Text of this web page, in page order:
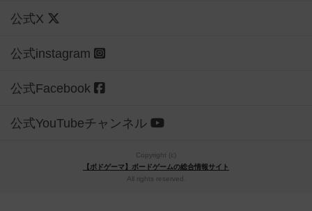
公式X
公式instagram
公式Facebook
公式YouTubeチャンネル
Copyright (c)
【ボドゲーマ】ボードゲームの総合情報サイト
All rights reserved.